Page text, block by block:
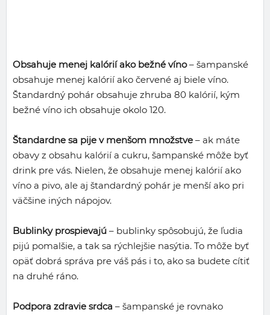
Obsahuje menej kalórií ako bežné víno– šampanské
obsahuje menej kalórií ako červené aj biele víno.
Štandardný pohár obsahuje zhruba 80 kalórií, kým
bežné víno ich obsahuje okolo 120.
Štandardne sa pije v menšom množstve – ak máte
obavy z obsahu kalórií a cukru, šampanské môže byť
drink pre vás. Nielen, že obsahuje menej kalórií ako
víno a pivo, ale aj štandardný pohár je menší ako pri
väčšine iných nápojov.
Bublinky prospievajú – bublinky spôsobujú, že ľudia
pijú pomalšie, a tak sa rýchlejšie nasýtia. To môže byť
opäť dobrá správa pre váš pás i to, ako sa budete cítiť
na druhé ráno.
Podpora zdravie srdca – šampanské je rovnako